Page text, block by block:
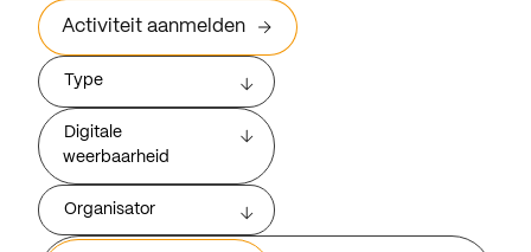
Activiteit aanmelden
Type
Digitale
weerbaarheid
Organisator